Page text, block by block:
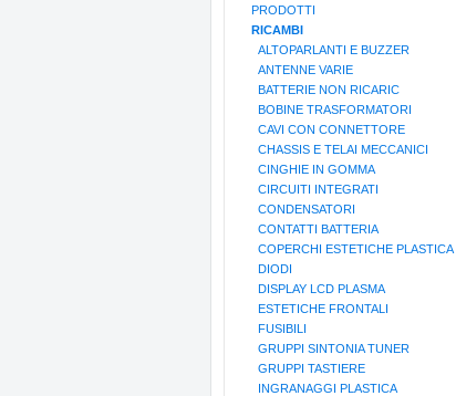
PRODOTTI
RICAMBI
ALTOPARLANTI E BUZZER
ANTENNE VARIE
BATTERIE NON RICARIC
BOBINE TRASFORMATORI
CAVI CON CONNETTORE
CHASSIS E TELAI MECCANICI
CINGHIE IN GOMMA
CIRCUITI INTEGRATI
CONDENSATORI
CONTATTI BATTERIA
COPERCHI ESTETICHE PLASTICA
DIODI
DISPLAY LCD PLASMA
ESTETICHE FRONTALI
FUSIBILI
GRUPPI SINTONIA TUNER
GRUPPI TASTIERE
INGRANAGGI PLASTICA